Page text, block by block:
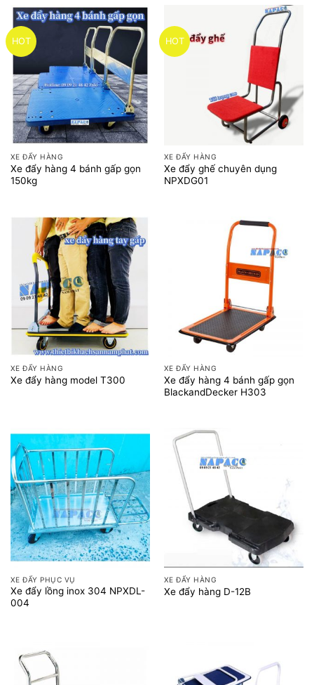
HOT
XE ĐẨY HÀNG
Xe đẩy hàng 4 bánh gấp gọn
150kg
HOT
XE ĐẨY HÀNG
Xe đẩy ghế chuyên dụng
NPXDG01
XE ĐẨY HÀNG
Xe đẩy hàng model T300
XE ĐẨY HÀNG
Xe đẩy hàng 4 bánh gấp gọn
BlackandDecker H303
XE ĐẨY PHỤC VỤ
Xe đẩy lồng inox 304 NPXDL-
004
XE ĐẨY HÀNG
Xe đẩy hàng D-12B